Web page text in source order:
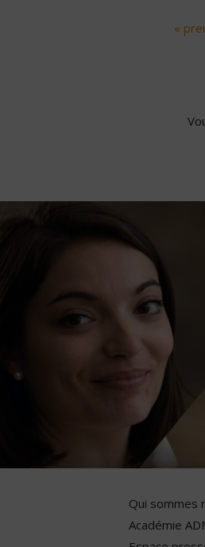
«
Qui sommes
Académie